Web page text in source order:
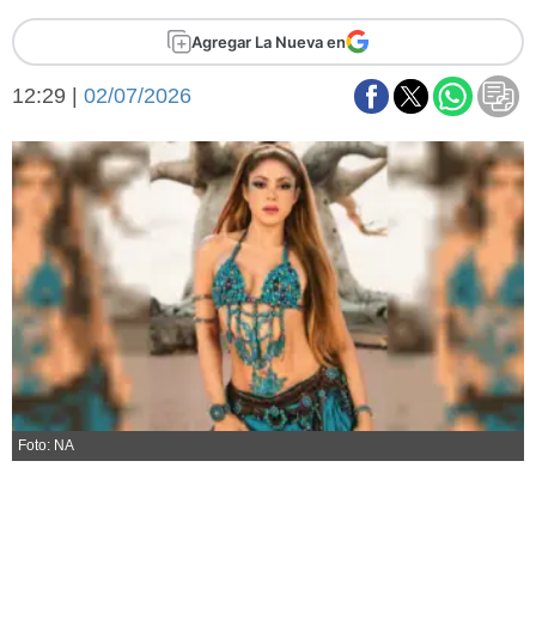
Aplausos
Cines
Economía y campo
Economía y finanzas
Con el campo
Espacio empresas
Sociedad y tiempo
Sociedad
Tecnología
Turismo
Salud
Es viral
El tiempo
Fúnebres
Clasificados
Agregar La Nueva en
12:29 | 02/07/2026
Foto: NA